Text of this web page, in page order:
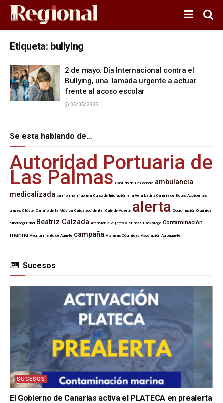
Etiqueta: bullying
2 de mayo: Día Internacional contra el
Bullying, una llamada urgente a actuar
frente al acoso escolar
02/05/2025
Se esta hablando de…
Autoridad Portuaria de
Las Palmas Cabildo de La Gomera ambulancia
medicalizada camión hormigonera Curso de Iniciación a la Vela Latina Canaria de Botes Accidentes
graves Clúster Canario de la Música Caída accidental Café de Agaete alerta Coordinación Orgánica
ciberseguridad Beatriz Calzada Atención a Mujeres Víctimas Backstage Contaminación
marina Ayuntamiento de Agaete campaña Atalayas Cósmicas Asociación Agroagaete
Sucesos
SUCESOS
El Gobierno de Canarias activa el PLATECA en prealerta